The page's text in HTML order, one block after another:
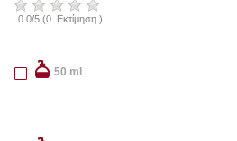
0.0/5 (0 Εκτίμηση )
50 ml